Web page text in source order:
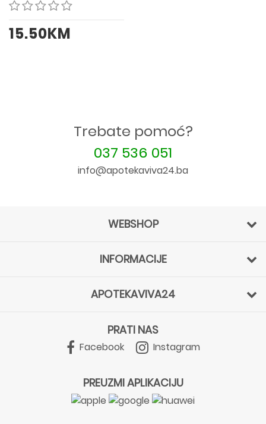
15.50KM
Trebate pomoć?
037 536 051
info@apotekaviva24.ba
WEBSHOP
INFORMACIJE
APOTEKAVIVA24
PRATI NAS
Facebook Instagram
PREUZMI APLIKACIJU